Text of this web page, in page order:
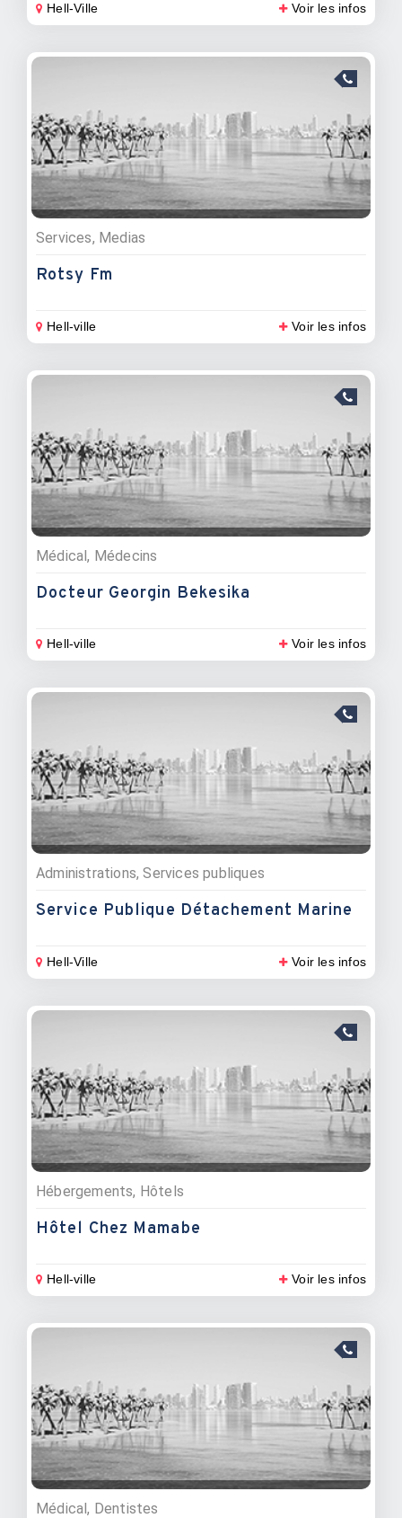
Hell-Ville Voir les infos
Services, Medias
Rotsy Fm
Hell-ville Voir les infos
Médical, Médecins
Docteur Georgin Bekesika
Hell-ville Voir les infos
Administrations, Services publiques
Service Publique Détachement Marine
Hell-Ville Voir les infos
Hébergements, Hôtels
Hôtel Chez Mamabe
Hell-ville Voir les infos
Médical, Dentistes